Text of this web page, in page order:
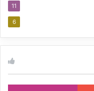
11
6